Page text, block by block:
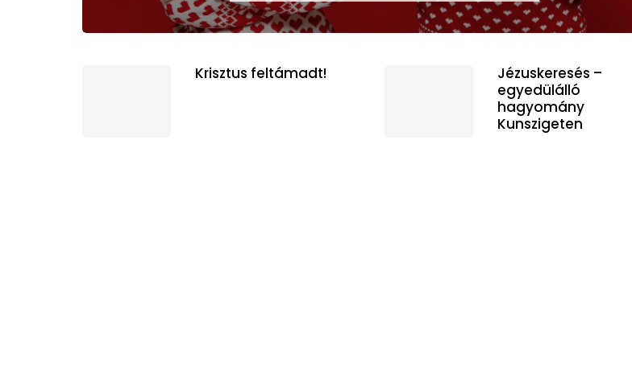
Krisztus feltámadt!
Jézuskeresés –
egyedülálló
hagyomány
Kunszigeten